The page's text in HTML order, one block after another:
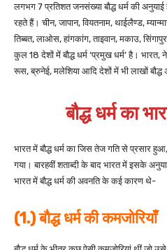
लगभग 7 प्रतिशत जनसंख्या बौद्ध धर्म की
रहते हैं। चीन, जापान, वियतनाम, थाईलैण्ड,
तिब्बत, लाओस, हांगकांग, ताइवान, मकाउ,
कुल 18 देशों में बौद्ध धर्म ‘प्रमुख धर्म’ है। भारत,
रूस, ब्रुनेई, मलेशिया आदि देशों में भी लाखों बौद्ध
बौद्ध धर्म का
भारत में बौद्ध धर्म का जिस तेज गति से प्रसार
गया। बारहवीं शताब्दी के बाद भारत में इसके
भारत में बौद्ध धर्म की अवनति के कई कारण थे-
(1.) बौद्ध धर्म की कमजोरियाँ